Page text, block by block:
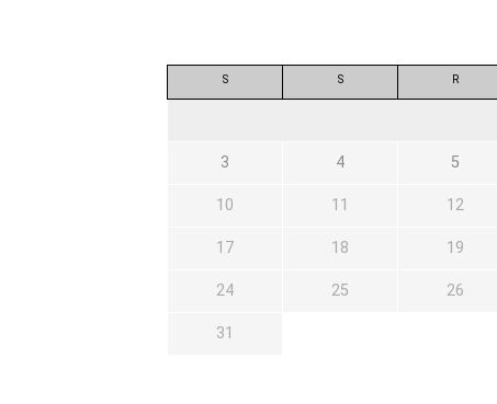
S S R
3 4 5
10 11 12
17 18 19
24 25 26
31